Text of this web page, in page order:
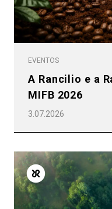
EVENTOS
A Rancilio e a
MIFB 2026
3.07.2026